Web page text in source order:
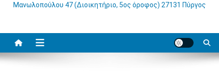
Μανωλοπούλου 47 (Διοικητήριο, 5ος όροφος) 27131 Πύργος